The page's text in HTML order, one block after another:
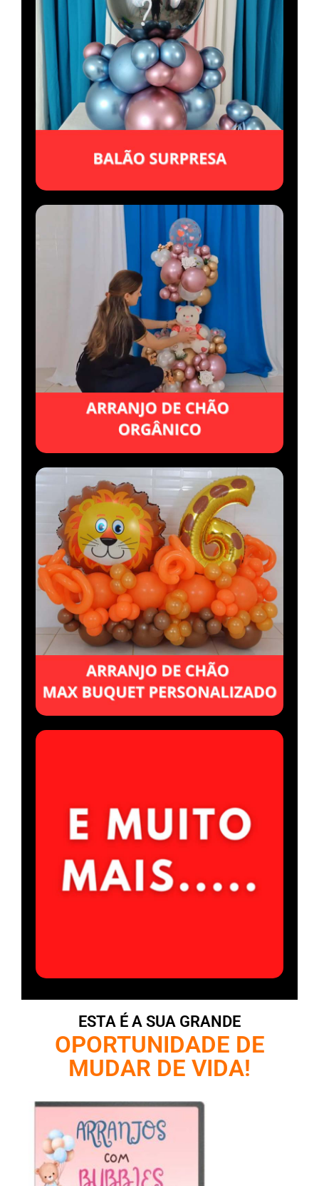
ESTA É A SUA GRANDE
OPORTUNIDADE DE
MUDAR DE VIDA!